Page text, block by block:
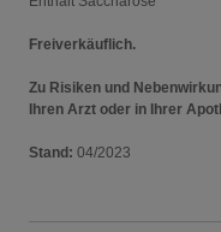
Freiverkäuflich.
Zu Risiken und
Ihren Arzt oder in Ihrer
Stand: 04/2023